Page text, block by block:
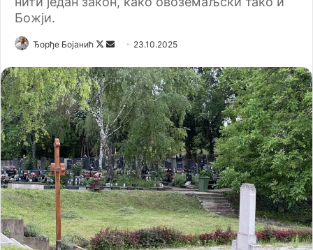
Божји.
Ђорђе Бојанић
F
l
l
o
w
o
n
X
n
d
a
n
e
m
a
i
l
23.10.2025